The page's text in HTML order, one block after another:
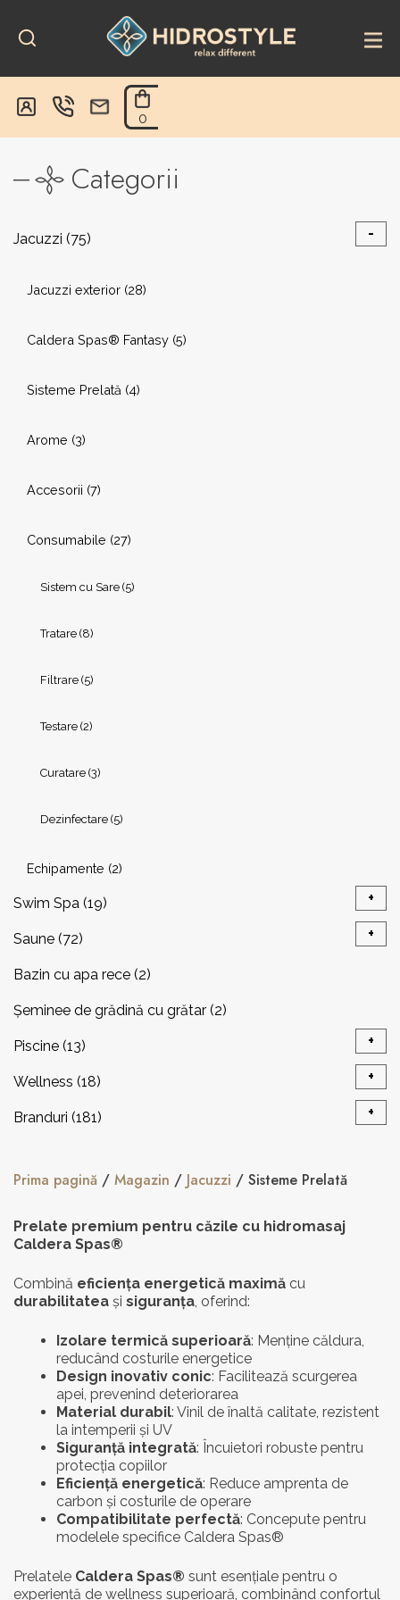
content
0
Categorii
Jacuzzi (75)
Jacuzzi exterior (28)
Caldera Spas® Fantasy (5)
Sisteme Prelată (4)
Arome (3)
Accesorii (7)
Consumabile (27)
Sistem cu Sare (5)
Tratare (8)
Filtrare (5)
Testare (2)
Curatare (3)
Dezinfectare (5)
Echipamente (2)
-
Swim Spa (19)
Sisteme Prelată(1)
Arome(3)
+
Saune (72)
Încalzitoare
Accesorii încalzitoare
Accesorii pentru saună(6)
Pietre Încălzitor
Arome(3)
+
Bazin cu apa rece (2)
Șeminee de grădină cu grătar (2)
Piscine (13)
Tratare(7)
+
Wellness (18)
Mese de masaj profesionale(10)
+
Branduri (181)
Auroom®
Camylle®(6)
Endless Pools®(8)
Fantasy Spas®(6)
FreshWater®(12)
ISO Benessere® (18)
+
Prima pagină / Magazin / Jacuzzi / Sisteme Prelată
Prelate premium pentru căzile cu hidromasaj
Caldera Spas®
Combină eficiența energetică maximă cu
durabilitatea și siguranța , oferind:
Izolare termică superioară: Menține căldura,
reducând costurile energetice
Design inovativ conic: Facilitează scurgerea
apei, prevenind deteriorarea
Material durabil: Vinil de înaltă calitate, rezistent
la intemperii și UV
Siguranță integrată: Încuietori robuste pentru
protecția copiilor
Eficiență energetică: Reduce amprenta de
carbon și costurile de operare
Compatibilitate perfectă: Concepute pentru
modelele specifice Caldera Spas®
Prelatele Caldera Spas® sunt esențiale pentru o
experiență de wellness superioară, combinând confortul